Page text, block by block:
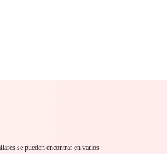
se pueden encontrar en varios